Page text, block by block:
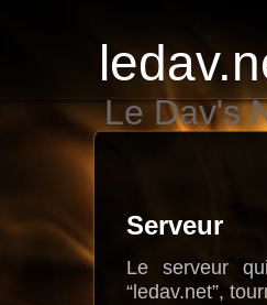
Le Dav's
Serveur
Le serveur
“ledav.net”,